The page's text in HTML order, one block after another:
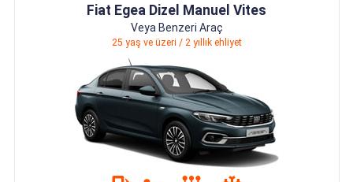
Fiat Egea Dizel Manuel Vites
Veya Benzeri Araç
25 yaş ve üzeri / 2 yıllık ehliyet